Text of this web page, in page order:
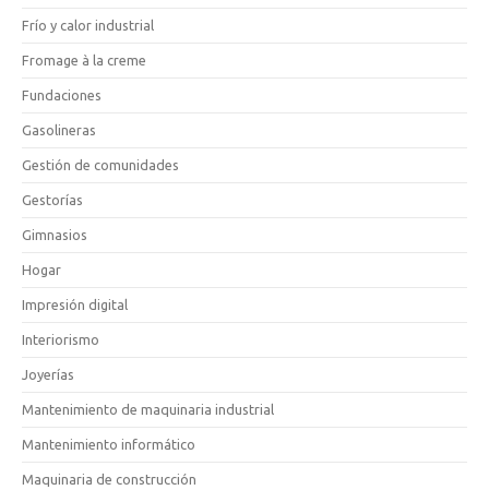
Frío y calor industrial
Fromage à la creme
Fundaciones
Gasolineras
Gestión de comunidades
Gestorías
Gimnasios
Hogar
Impresión digital
Interiorismo
Joyerías
Mantenimiento de maquinaria industrial
Mantenimiento informático
Maquinaria de construcción